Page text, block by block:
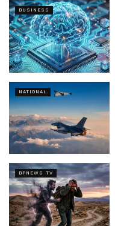
BUSINESS
NATIONAL
BPNEWS TV